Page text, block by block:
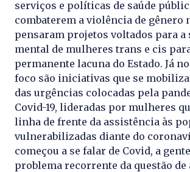
serviços e políticas de saúde
combaterem a violência de gênero
pensaram projetos voltados para a
mental de mulheres trans e cis
permanente lacuna do Estado. Já no
foco são iniciativas que se
das urgências colocadas pela
Covid-19, lideradas por mulheres
linha de frente da assistência às
vulnerabilizadas diante do
começou a se falar de Covid, a
problema recorrente da questão